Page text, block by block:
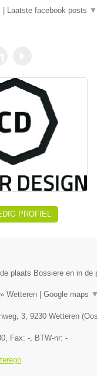
Laatste facebook posts ▼
PROFIEL
plaats Bossiere en in de
» Wetteren | Google maps ▼
3 9230 Wetteren (
, Fax: - , BTW-nr: -